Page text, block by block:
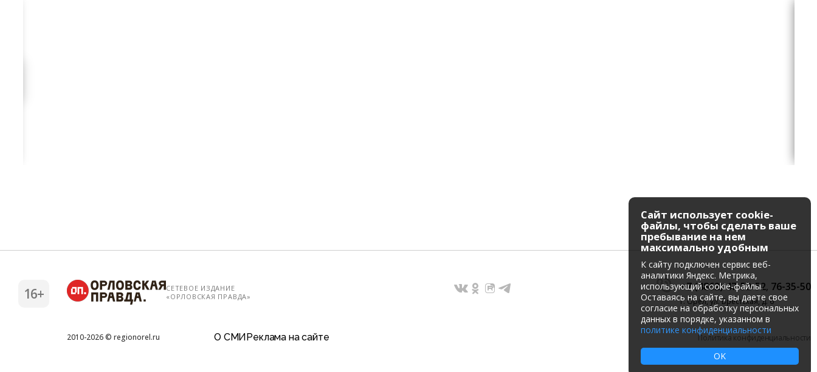
СЕТЕВОЕ ИЗДАНИЕ
«ОРЛОВСКАЯ ПРАВДА»
+7 (4862) 47-52-52, 76-35-50
г. Орёл, ул. Брестская, д. 6
2010-2026 © regionorel.ru О СМИРеклама на сайте Политика конфиденциальности
16+
Сайт использует cookie-
файлы, чтобы сделать ваше
пребывание на нем
максимально удобным
К cайту подключен сервис веб-
аналитики Яндекс. Метрика,
использующий cookie-файлы.
Оставаясь на сайте, вы даете свое
согласие на обработку персональных
данных в порядке, указанном в
политике конфиденциальности
OK